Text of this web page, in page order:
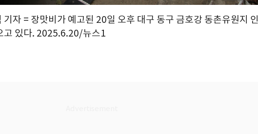
자 = 장맛비가 예고된 20일 오후 대구 동구 금호강 동촌유원지 인
고 있다. 2025.6.20/뉴스1